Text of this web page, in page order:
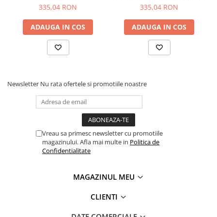
Dozaj orientativ:
1 – 3 g/l apă (aplicare foliară)
2 – 4 kg/1000 m² (fertirigare), în funcție de cultură și
Sac / pungă de25 kg
Produs deICL Specialty Fertilizers (Everris)
335,04 RON
ADAUGA IN COS
NPK solubil cu magneziu și
rădăcinare și înflorire
335,04 RON
ADAUGA IN COS
Newsletter Nu rata ofertele si promotiile noastre
Vreau sa primesc newsletter cu promotiile
magazinului. Afla mai multe in Politica de
Confidentialitate
MAGAZINUL MEU
CLIENTI